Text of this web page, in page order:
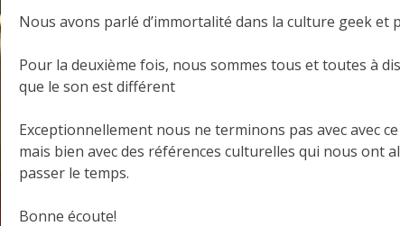
Nous avons parlé d’immortalité dans la culture geek et
Pour la deuxième fois, nous sommes tous et toutes à
que le son est différent
Exceptionnellement nous ne terminons pas avec avec
mais bien avec des références culturelles qui nous ont
passer le temps.
Bonne écoute!